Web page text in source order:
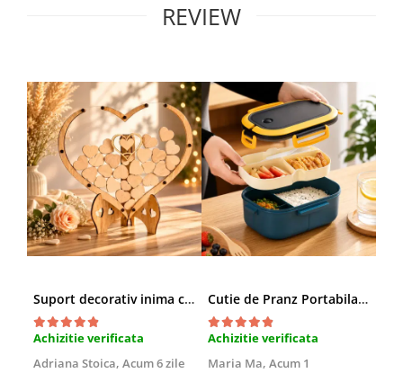
REVIEW
Suport decorativ inima cu mesaje, Cadou cu suflet
Achizitie verificata
Adriana Stoica, Acum 6 zile
Cutie de Pranz Portabila cu Compartimente
Achizitie verificata
Maria Ma, Acum 1